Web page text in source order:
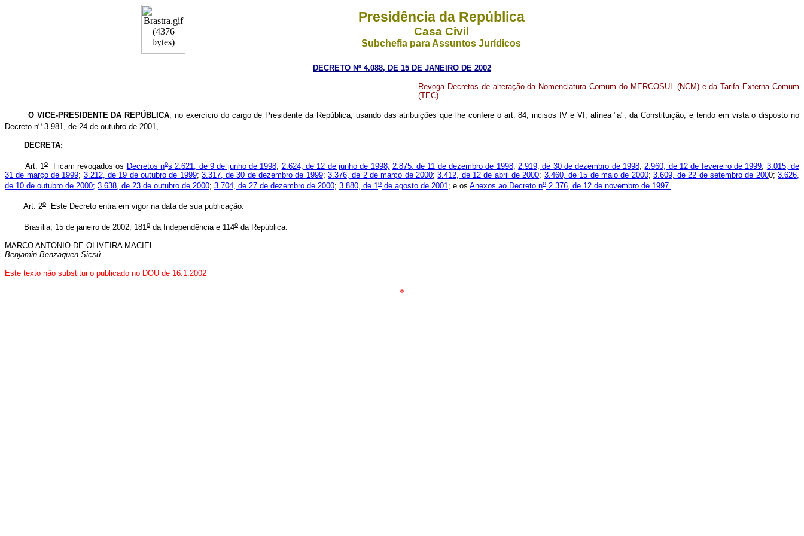
Presidência da República
Casa Civil
Subchefia para Assuntos Jurídicos
DECRETO Nº 4.088, DE 15 DE JANEIRO DE 2002
Revoga Decretos de alteração da Nomenclatura Comum do MERCOSUL (NCM) e da Tarifa Externa Comum
(TEC).
O VICE-PRESIDENTE DA REPÚBLICA, no exercício do cargo de Presidente da República, usando das atribuições que lhe confere o art. 84, incisos IV e VI, alínea "a", da Constituição, e tendo em vista o disposto no
Decreto no 3.981, de 24 de outubro de 2001,
DECRETA:
Art. 1oFicam revogados os Decretos nos 2.621, de 9 de junho de 1998; 2.624, de 12 de junho de 1998; 2.875, de 11 de dezembro de 1998; 2.919, de 30 de dezembro de 1998; 2.960, de 12 de fevereiro de 1999; 3.015, de
31 de março de 1999; 3.212, de 19 de outubro de 1999; 3.317, de 30 de dezembro de 1999;3.376, de 2 de março de 2000;3.412, de 12 de abril de 2000; 3.460, de 15 de maio de 2000; 3.609, de 22 de setembro de 2000;3.626,
de 10 de outubro de 2000; 3.638, de 23 de outubro de 2000; 3.704, de 27 de dezembro de 2000; 3.880, de 1 o de agosto de 2001 ; e os Anexos ao Decreto no 2.376, de 12 de novembro de 1997.
Art. 2o Este Decreto entra em vigor na data de sua publicação.
Brasília, 15 de janeiro de 2002; 181o da Independência e 114o da República.
MARCO ANTONIO DE OLIVEIRA MACIEL
Benjamin Benzaquen Sicsú
Este texto não substitui o publicado no DOU de 16.1.2002
*